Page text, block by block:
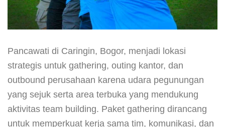
Pancawati di Caringin, Bogor, menjadi lokasi
strategis untuk gathering, outing kantor, dan
outbound perusahaan karena udara pegunungan
yang sejuk serta area terbuka yang mendukung
aktivitas team building. Paket gathering dirancang
untuk memperkuat kerja sama tim, komunikasi, dan